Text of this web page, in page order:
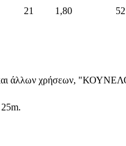
21 1,80 52
άλλων χρήσεων,